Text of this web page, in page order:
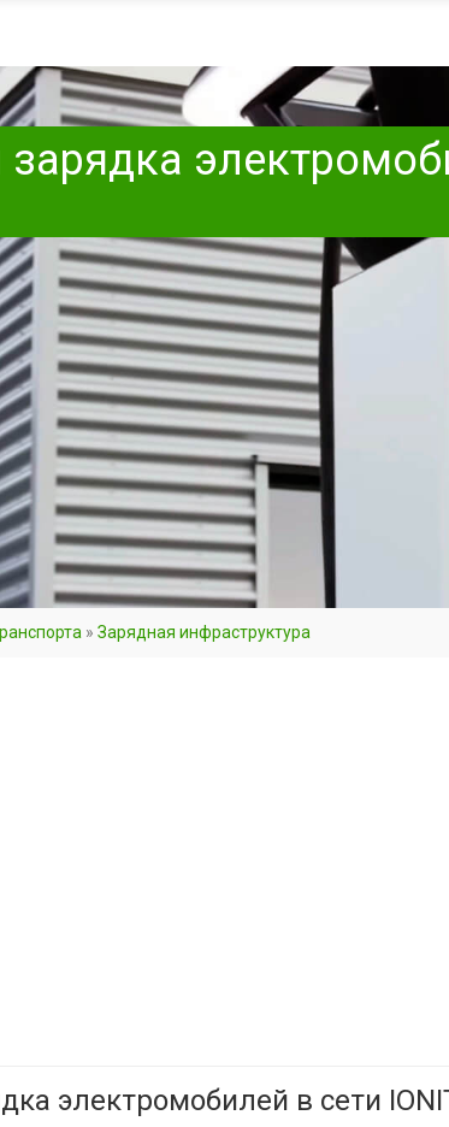
» Зарядная инфраструктура
электромобилей в сети